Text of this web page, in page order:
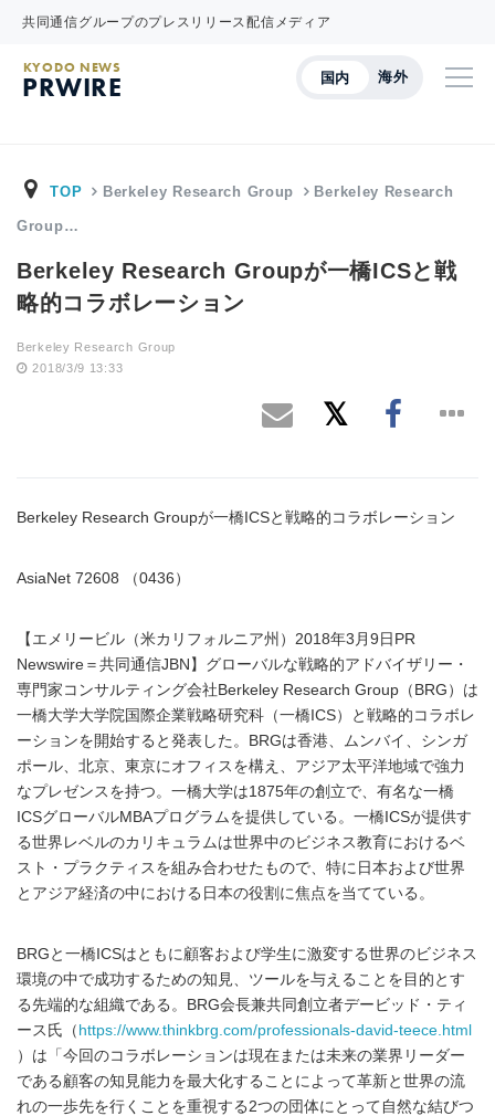
共同通信グループのプレスリリース配信メディア
国内 海外
KYODO NEWS
PRWIRE
TOP Berkeley Research Group Berkeley Research
Group…
Berkeley Research Groupが一橋ICSと戦
略的コラボレーション
Berkeley Research Group
2018/3/9 13:33
Berkeley Research Groupが一橋ICSと戦略的コラボレーション
AsiaNet 72608 （0436）
【エメリービル（米カリフォルニア州）2018年3月9日PR
Newswire＝共同通信JBN】グローバルな戦略的アドバイザリー・
専門家コンサルティング会社Berkeley Research Group（BRG）は
一橋大学大学院国際企業戦略研究科（一橋ICS）と戦略的コラボレ
ーションを開始すると発表した。BRGは香港、ムンバイ、シンガ
ポール、北京、東京にオフィスを構え、アジア太平洋地域で強力
なプレゼンスを持つ。一橋大学は1875年の創立で、有名な一橋
ICSグローバルMBAプログラムを提供している。一橋ICSが提供す
る世界レベルのカリキュラムは世界中のビジネス教育におけるベ
スト・プラクティスを組み合わせたもので、特に日本および世界
とアジア経済の中における日本の役割に焦点を当てている。
BRGと一橋ICSはともに顧客および学生に激変する世界のビジネス
環境の中で成功するための知見、ツールを与えることを目的とす
る先端的な組織である。BRG会長兼共同創立者デービッド・ティ
ース氏（ https://www.thinkbrg.com/professionals-david-teece.html
）は「今回のコラボレーションは現在または未来の業界リーダー
である顧客の知見能力を最大化することによって革新と世界の流
れの一歩先を行くことを重視する2つの団体にとって自然な結びつ